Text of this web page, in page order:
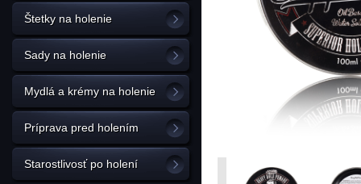
Štetky na holenie
Sady na holenie
Mydlá a krémy na holenie
Príprava pred holením
Starostlivosť po holení